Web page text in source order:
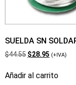
SUELDA SN
$44.55 $28.95 (+IVA)
Añadir al carrito